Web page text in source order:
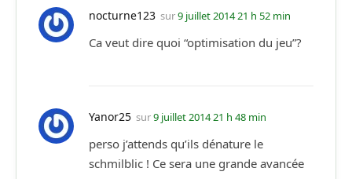
nocturne123 sur9 juillet 2014 21 h 52 min
Ca veut dire quoi “optimisation du jeu”?
Yanor25 sur9 juillet 2014 21 h 48 min
perso j’attends qu’ils dénature le
schmilblic ! Ce sera une grande avancée